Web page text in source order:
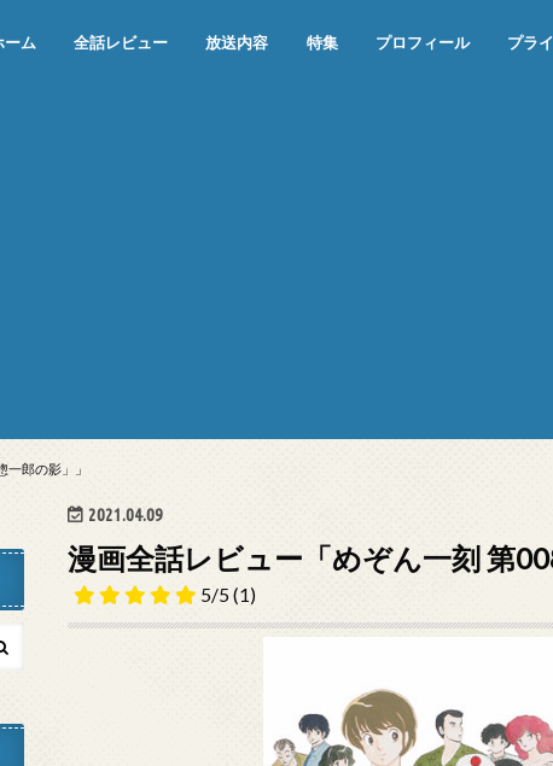
ーム 全話レビュー 放送内容 特集 プロフィール プラ
郎の影」」
2021.04.09
漫画全話レビュー「めぞん一刻 第
5/5 (1)